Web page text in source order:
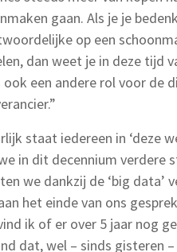
gaan. Als je je
op een
dan weet je in deze tijd
ook een andere rol voor de
staat iedereen in ‘deze
in dit decennium verdere
we dankzij de ‘big data’
het einde van ons
ik of er over 5 jaar nog
dat, wel – sinds gisteren